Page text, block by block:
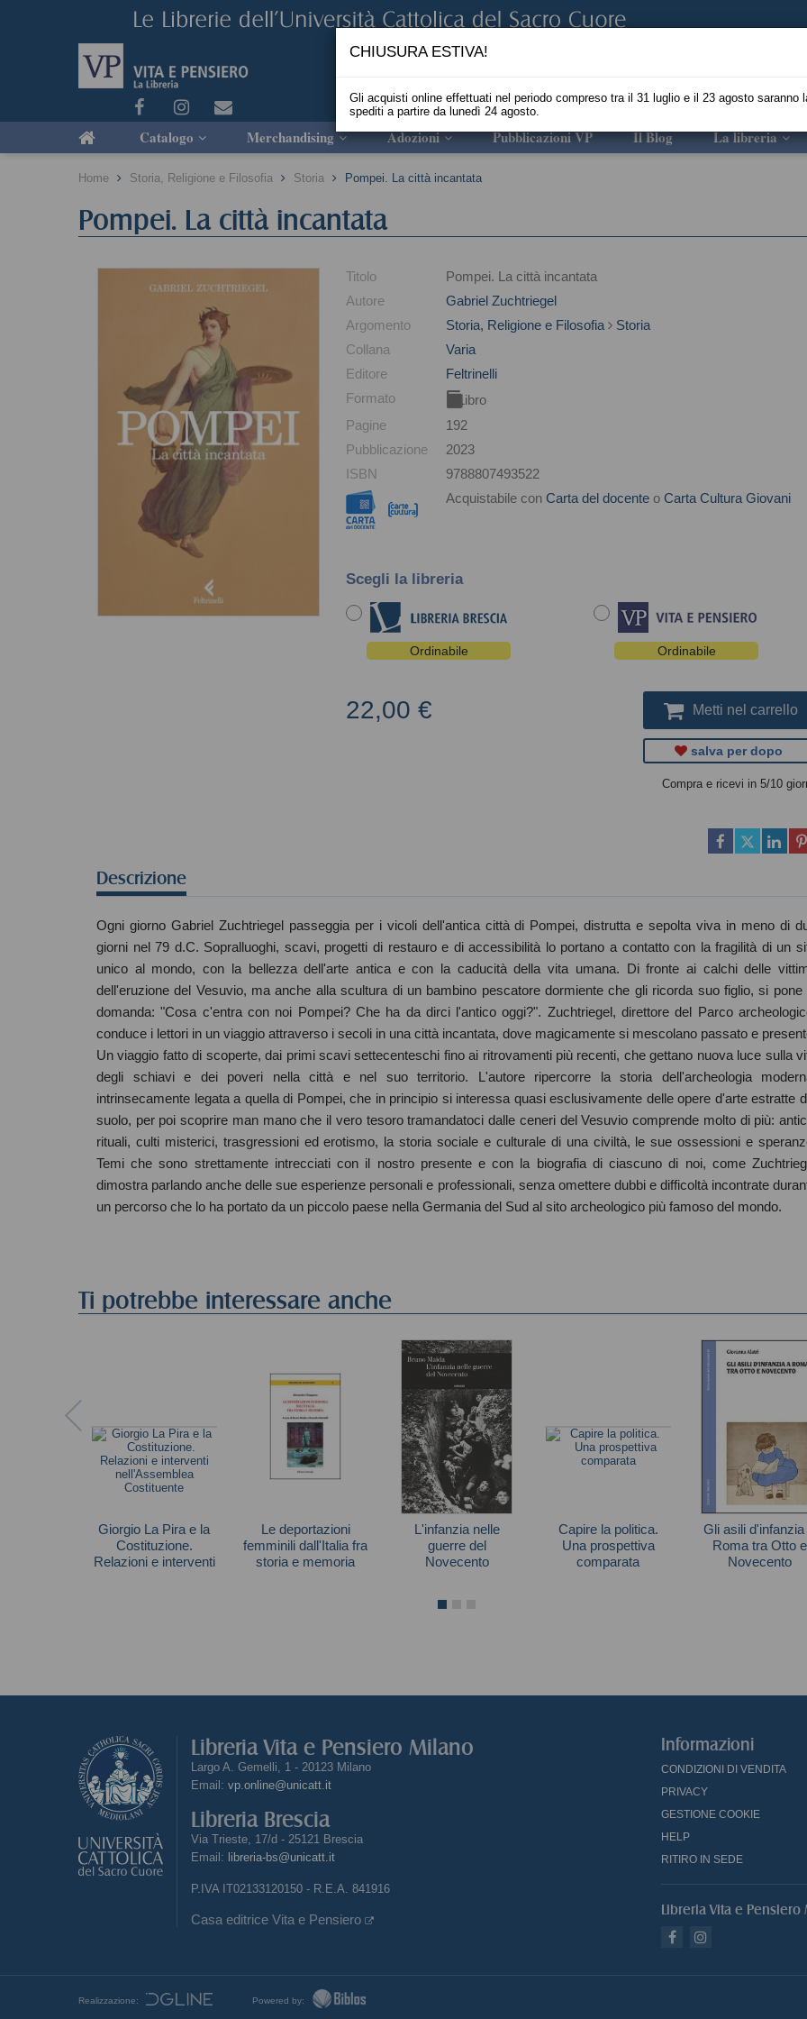
Catalogo Merchandising Adozioni Pubblicazioni VP Il Blog La libreria
Home Storia, Religione e Filosofia Storia Pompei. La città incantata
Pompei. La città incantata
Titolo
Pompei. La città incantata
Autore
Gabriel Zuchtriegel
Argomento
Storia, Religione e Filosofia
Storia
Collana
Varia
Editore
Feltrinelli
Formato
Libro
Pagine
192
Pubblicazione
2023
ISBN
9788807493522
Acquistabile con Carta del docente o Carta Cultura Giovani
Scegli la libreria
Ordinabile Ordinabile
22,00 € Metti nel carrello
salva per dopo
Compra e ricevi in 5/10
Descrizione
Ogni giorno Gabriel Zuchtriegel passeggia per i vicoli dell'antica città di Pompei, distrutta e sepolta viva in meno di
giorni nel 79 d.C. Sopralluoghi, scavi, progetti di restauro e di accessibilità lo portano a contatto con la fragilità di un
unico al mondo, con la bellezza dell'arte antica e con la caducità della vita umana. Di fronte ai calchi delle
dell'eruzione del Vesuvio, ma anche alla scultura di un bambino pescatore dormiente che gli ricorda suo figlio, si pone
domanda: "Cosa c'entra con noi Pompei? Che ha da dirci l'antico oggi?". Zuchtriegel, direttore del Parco
conduce i lettori in un viaggio attraverso i secoli in una città incantata, dove magicamente si mescolano passato e
Un viaggio fatto di scoperte, dai primi scavi settecenteschi fino ai ritrovamenti più recenti, che gettano nuova luce sulla
degli schiavi e dei poveri nella città e nel suo territorio. L'autore ripercorre la storia dell'archeologia
intrinsecamente legata a quella di Pompei, che in principio si interessa quasi esclusivamente delle opere d'arte estratte
suolo, per poi scoprire man mano che il vero tesoro tramandatoci dalle ceneri del Vesuvio comprende molto di più:
rituali, culti misterici, trasgressioni ed erotismo, la storia sociale e culturale di una civiltà, le sue ossessioni e
Temi che sono strettamente intrecciati con il nostro presente e con la biografia di ciascuno di noi, come
dimostra parlando anche delle sue esperienze personali e professionali, senza omettere dubbi e difficoltà incontrate
un percorso che lo ha portato da un piccolo paese nella Germania del Sud al sito archeologico più famoso del mondo.
Ti potrebbe interessare anche
Giorgio La Pira e la
Costituzione.
Relazioni e interventi
Le deportazioni
femminili dall'Italia fra
storia e memoria
L'infanzia nelle
guerre del
Novecento
Capire la politica.
Una prospettiva
comparata
Gli asili d'infanzia
Roma tra Otto e
Novecento
Libreria Vita e Pensiero Milano
Largo A. Gemelli, 1 - 20123 Milano
Email: vp.online@unicatt.it
Libreria Brescia
Via Trieste, 17/d - 25121 Brescia
Email: libreria-bs@unicatt.it
P.IVA IT02133120150 - R.E.A. 841916
Casa editrice Vita e Pensiero
Informazioni
CONDIZIONI DI VENDITA
PRIVACY
GESTIONE COOKIE
HELP
RITIRO IN SEDE
Libreria Vita e Pensiero
Realizzazione: Powered by:
CHIUSURA ESTIVA!
Gli acquisti online effettuati nel periodo compreso tra il 31 luglio e il 23 agosto saranno
spediti a partire da lunedì 24 agosto.